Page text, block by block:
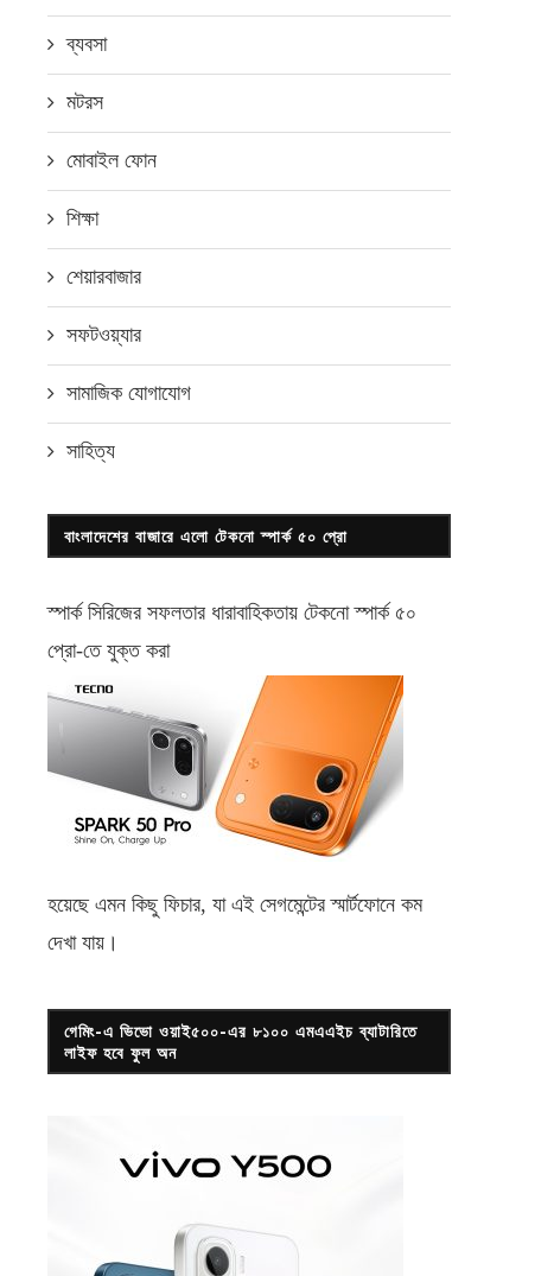
সিইএস ফেয়ারে ওয়ালটন
জানুয়ারি ২, ২০২৩
গেজেট অ্যান্ড গিয়ার থেকে সহজ
ব্যবসা
মটরস
মোবাইল ফোন
শিক্ষা
শেয়ারবাজার
সফটওয়্যার
সামাজিক যোগাযোগ
সাহিত্য
বাংলাদেশের বাজারে এলো টেকনো স্পার্ক ৫০ প্রো
স্পার্ক সিরিজের সফলতার ধারাবাহিকতায় টেকনোস্পার্ক ৫০
প্রো-তে যুক্ত করা
হয়েছে এমন কিছু ফিচার, যা এই সেগমেন্টের স্মার্টফোনে কম
দেখা যায়।
গেমিং-এ ভিভো ওয়াই৫০০-এর ৮১০০ এমএএইচ ব্যাটারিতে
লাইফ হবে ফুল অন